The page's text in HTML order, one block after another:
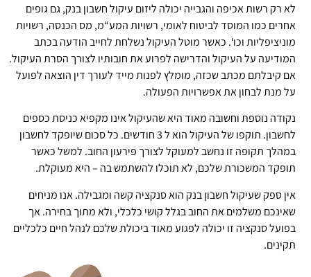
רק רשות אכיפה והגבייה יכולה ליזום עיקול חשבון בנק, גם גופים
כמו המוסד לביטוח לאומי, רשויות המע“מ, מס הכנסה, רשויות
וכו‘. כאשר מוטל העיקול נשלחת לחייב הודעה בכתב
על העיקול והדרישה לפרוע את חובותיו לצורך הסרת העיקול.
קיבלתם מכתב שכזה, מומלץ לפנות מייד לעורך דין הוצאה לפועל
מנת לבחון את אפשרויות הפעולה.
נוספת וחשובה מאוד היא שהעיקול אינו מקפיא כניסת כספים
לחשבון. תוקפו של העיקול הוא ל 3 חודשים. כל סכום שיופקד לחשבון
תקופה זו נחשב למעוקל לצורך פירעון החוב. למשל כאשר
המשכורת שלכם, לא תוכלו להשתמש בה – היא מעוקלת.
ספק שעיקול חשבון בנק הוא סנקציה קשה ומגבילה. אנו מניחים
משלמים את החוב בגלל קושי כלכלי, ולא מתוך בחירה. אך
סנקציה זו יכולה לפגוע מאוד ביכולת שלכם לנהל חיים כלכליים